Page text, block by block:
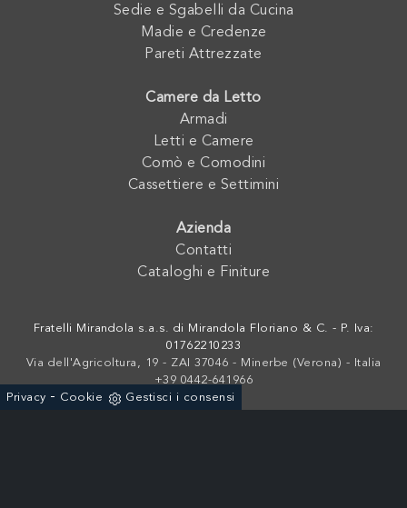
Sedie e Sgabelli da Cucina
Madie e Credenze
Pareti Attrezzate
Camere da Letto
Armadi
Letti e Camere
Comò e Comodini
Cassettiere e Settimini
Azienda
Contatti
Cataloghi e Finiture
Fratelli Mirandola s.a.s. di Mirandola Floriano & C. - P. Iva:
01762210233
Via dell'Agricoltura, 19 - ZAI 37046 - Minerbe (Verona) - Italia
+39 0442-641966
Privacy - Cookie Gestisci i consensi